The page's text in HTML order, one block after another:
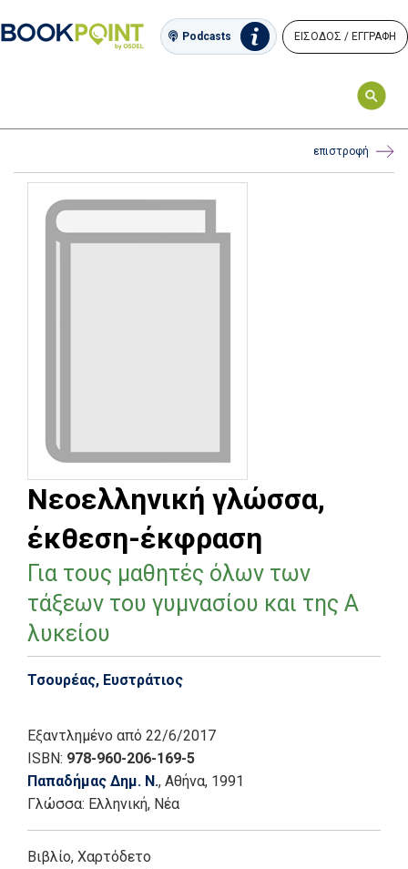
Podcasts ΕΙΣΟΔΟΣ / ΕΓΓΡΑΦΗ
επιστροφή
Νεοελληνική γλώσσα,
έκθεση-έκφραση
Για τους μαθητές όλων των
τάξεων του γυμνασίου και της Α
λυκείου
Τσουρέας, Ευστράτιος
Εξαντλημένο από 22/6/2017
ISBN: 978-960-206-169-5
Παπαδήμας Δημ. Ν., Αθήνα, 1991
Γλώσσα: Ελληνική, Νέα
Βιβλίο, Χαρτόδετο